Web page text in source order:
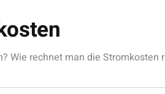
Wie rechnet man die Stromkosten